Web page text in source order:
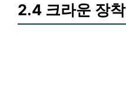
2.4 크라운 장착